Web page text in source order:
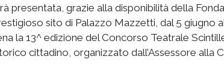
presentata, grazie alla disponibilità della
sito di Palazzo Mazzetti, dal 5 giugno
la 13^ edizione del Concorso Teatrale
cittadino, organizzato dall’Assessore alla